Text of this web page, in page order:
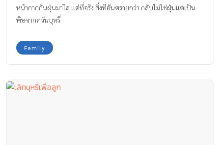
หน้ากากกันฝุ่นมาใส่ แต่ที่จริง สิ่งที่อันตรายกว่า กลับไม่ใช่ฝุ่นแต่เป็น
พิษจากควันบุหรี่
Family